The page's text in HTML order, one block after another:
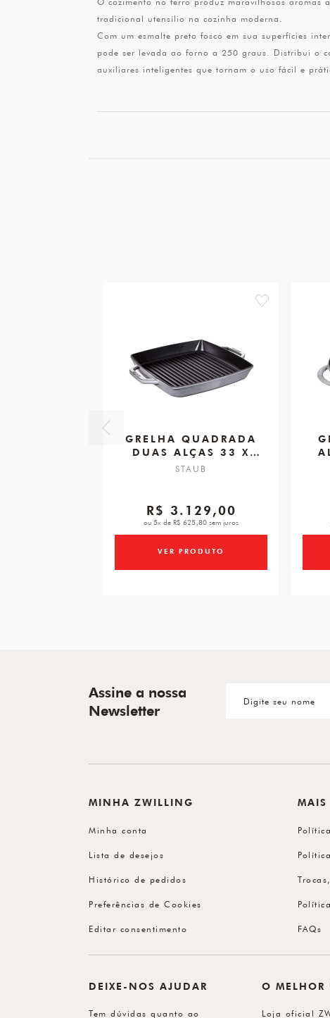
tradicional utensílio na cozinha moderna.
Com um esmalte preto fosco em sua superfícies
pode ser levada ao forno a 250 graus. Distribui o
auxiliares inteligentes que tornam o uso fácil e
favorite
GRELHA QUADRADA
DUAS ALÇAS 33 X
33CM
STAUB
R$ 3.129,00
ou 5x de R$ 625,80 sem juros
VER PRODUTO
Assine a nossa
Newsletter
MINHA ZWILLING
Minha conta
Lista de desejos
Histórico de pedidos
Preferências de Cookies
Editar consentimento
MAIS
FAQs
DEIXE-NOS AJUDAR
Tem dúvidas quanto ao
O MELHOR
Loja oficial